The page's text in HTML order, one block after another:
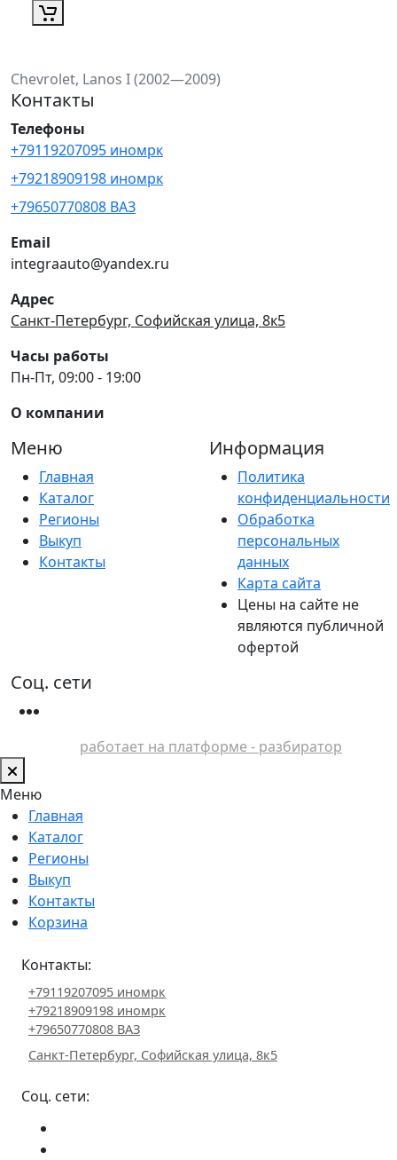
Chevrolet, Lanos I (2002—2009)
Контакты
Телефоны
+79119207095 иномрк
+79218909198 иномрк
+79650770808 ВАЗ
Email
integraauto@yandex.ru
Адрес
Санкт-Петербург, Софийская улица, 8к5
Часы работы
Пн-Пт, 09:00 - 19:00
О компании
Меню
Главная
Каталог
Регионы
Выкуп
Контакты
Информация
Политика
конфиденциальности
Обработка
персональных
данных
Карта сайта
Цены на сайте не
являются публичной
офертой
Соц. сети
работает на платформе - разбиратор
Меню
Главная
Каталог
Регионы
Выкуп
Контакты
Корзина
Контакты:
+79119207095 иномрк
+79218909198 иномрк
+79650770808 ВАЗ
Санкт-Петербург, Софийская улица, 8к5
Соц. сети: